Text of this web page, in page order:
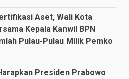
Aset, Wali Kota
Kepala Kanwil BPN
Pulau-Pulau Milik Pemko
Presiden Prabowo